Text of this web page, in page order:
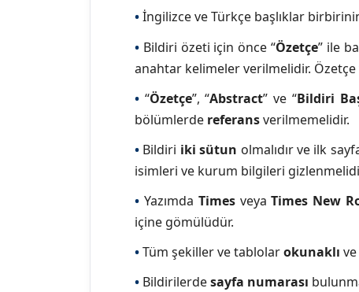
•İngilizce ve Türkçe başlıklar
• Bildiri özeti için önce “Özetçe” ile
anahtar kelimeler verilmelidir.
• “Özetçe”, “Abstract” ve “Bildiri
bölümlerde referansverilmemelidir.
• Bildiri iki sütun olmalıdır ve ilk
isimleri ve kurum bilgileri
• Yazımda TimesveyaTimes New
içine gömülüdür.
•Tüm şekiller ve tablolarokunaklı ve
• Bildirilerdesayfa numarası